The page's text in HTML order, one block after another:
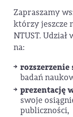
Zapraszamy
którzy jeszcze
NTUST.
na:
badań
prezentację
swoje
publiczności,